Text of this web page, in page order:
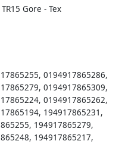
Gore - Tex
, 0194917865286,
, 0194917865309,
, 0194917865262,
, 194917865231 ,
, 194917865279,
, 194917865217,